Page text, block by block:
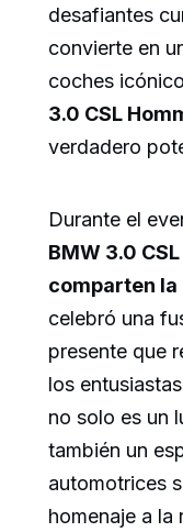
desafiantes
convierte en
coches
3.0 CSL
verdadero
Durante el
BMW 3.0
comparten
celebró una
presente que
los
no solo es un
también un
automotrices
homenaje a la